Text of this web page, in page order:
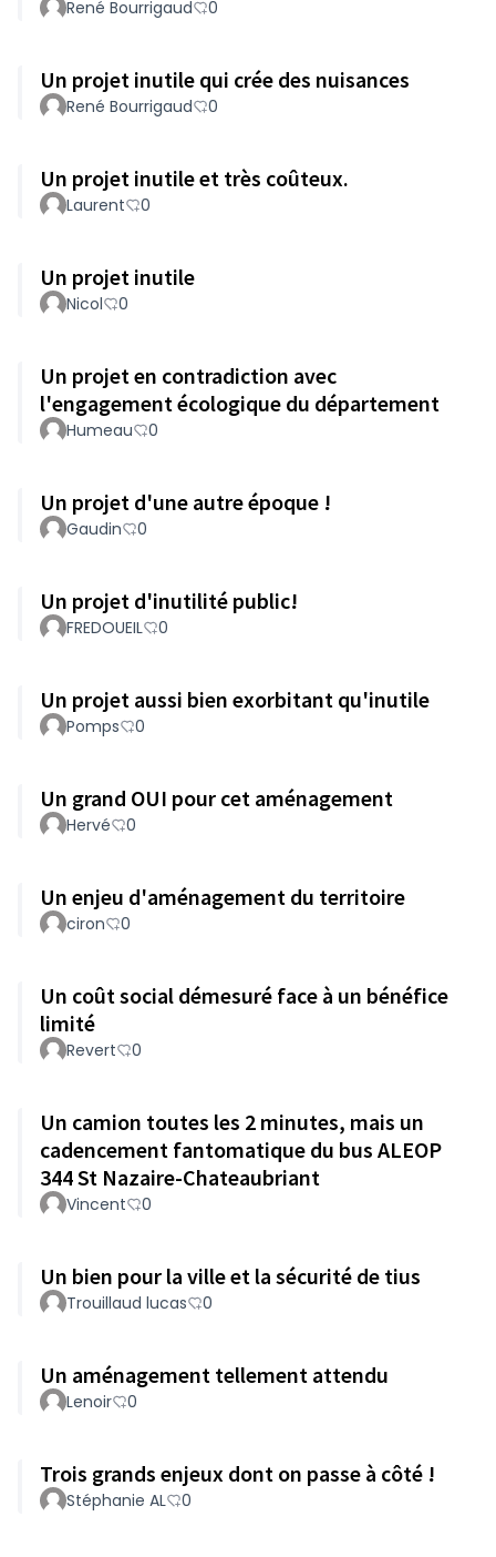
René Bourrigaud 0
Un projet inutile qui crée des nuisances
René Bourrigaud 0
Un projet inutile et très coûteux.
Laurent 0
Un projet inutile
Nicol 0
Un projet en contradiction avec
l'engagement écologique du département
Humeau 0
Un projet d'une autre époque !
Gaudin 0
Un projet d'inutilité public!
FREDOUEIL 0
Un projet aussi bien exorbitant qu'inutile
Pomps 0
Un grand OUI pour cet aménagement
Hervé 0
Un enjeu d'aménagement du territoire
ciron 0
Un coût social démesuré face à un bénéfice
limité
Revert 0
Un camion toutes les 2 minutes, mais un
cadencement fantomatique du bus ALEOP
344 St Nazaire-Chateaubriant
Vincent 0
Un bien pour la ville et la sécurité de tius
Trouillaud lucas 0
Un aménagement tellement attendu
Lenoir 0
Trois grands enjeux dont on passe à côté !
Stéphanie AL 0